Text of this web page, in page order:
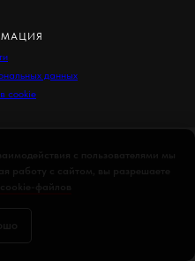
данных
cookie